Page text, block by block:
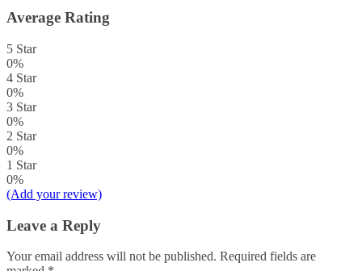
Average Rating
5 Star
0%
4 Star
0%
3 Star
0%
2 Star
0%
1 Star
0%
(Add your review)
Leave a Reply
Your email address will not be published. Required fields are